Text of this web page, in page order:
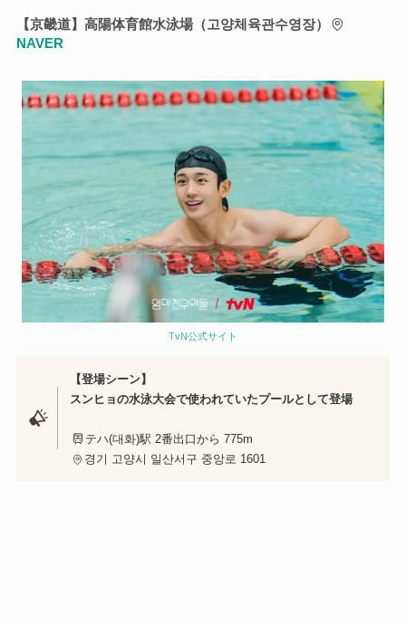
【京畿道】高陽体育館水泳場（고양체육관수영장）
NAVER
TvN公式サイト
【登場シーン】
スンヒョの水泳大会で使われていたプールとして登場
テハ(대화)駅 2番出口から 775m
경기 고양시 일산서구 중앙로 1601